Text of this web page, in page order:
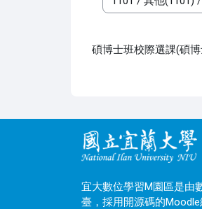
課程類別
碩博士班校際選課(碩
宜大數位學習M園區是由
臺，採用開源碼的